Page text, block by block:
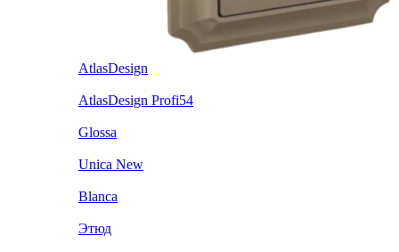
AtlasDesign
AtlasDesign Profi54
Glossa
Unica New
Blanca
Этюд